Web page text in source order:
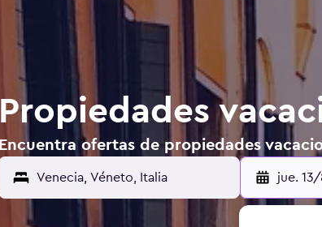
Propiedades
Encuentra ofertas de propiedades
jue.